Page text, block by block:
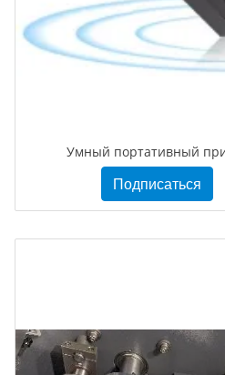
Умный портативный
Подписаться